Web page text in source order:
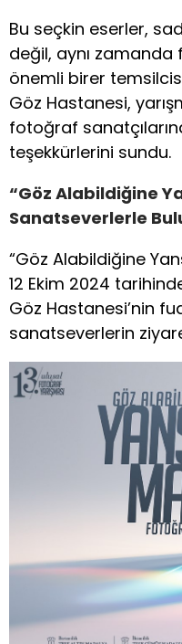
Bu seçkin eserler,
değil, aynı zamanda
önemli birer
Göz Hastanesi,
fotoğraf
teşekkürlerini sundu.
“Göz Alabildiğine
Sanatseverlerle
“Göz Alabildiğine
12 Ekim 2024
Göz Hastanesi’nin
sanatseverlerin